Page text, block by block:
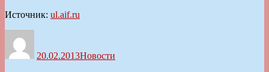
Источник: ul.aif.ru
20.02.2013Новости